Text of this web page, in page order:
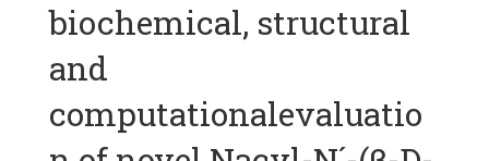
biochemical, structural
and
computationalevaluatio